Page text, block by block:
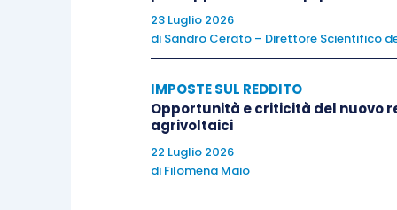
L’esplicita previsione di un regime in
peggiorativo) porta alla
competa, invece, secondo le regole
marcare una (non facile)linea di confine
Il punto di partenza è dato dal fatto
nozione di attività sportiva
risulta esplicitamente regolamentato
23 Luglio 2026
di Sandro Cerato – Direttore Scientifico
IMPOSTE SUL REDDITO
Opportunità e criticità del nuovo
agrivoltaici
22 Luglio 2026
di Filomena Maio